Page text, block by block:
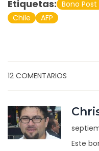
Etiquetas: Bono Post
Chile
AFP
12 COMENTARIOS
Este